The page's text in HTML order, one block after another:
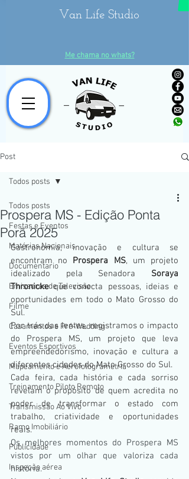
Van Life Studio
Me chama no whats?
Post
Todos posts
Festas e Eventos
Matérias Nacionais
Documentario
Emissoras de Televisão
Filme
Casamentos e Pré-Wedding
Eventos Esportivos
Mapeamento e Aerofotogrametria
Treinamento Piloto Remoto
Transmissão Ao Vivo
Ramo Imobiliário
Publicidade
Inspeção aérea
Todos posts
Prospera MS - Edição Ponta
Porã 2025
Gastronomia, inovação e cultura se
encontram no Prospera MS, um projeto
idealizado pela Senadora Soraya
Thronicke que conecta pessoas, ideias e
oportunidades em todo o Mato Grosso do
Sul.
Por trás das lentes, registramos o impacto
do Prospera MS, um projeto que leva
empreendedorismo, inovação e cultura a
diferentes cidades do Mato Grosso do Sul.
Cada feira, cada história e cada sorriso
revelam o propósito de quem acredita no
poder de transformar o estado com
trabalho, criatividade e oportunidades
reais.
Os melhores momentos do Prospera MS
vistos por um olhar que valoriza cada
história.